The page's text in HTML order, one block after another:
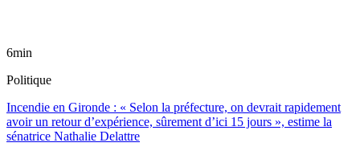
6min
Politique
Incendie en Gironde : « Selon la préfecture, on devrait rapidement
avoir un retour d’expérience, sûrement d’ici 15 jours », estime la
sénatrice Nathalie Delattre